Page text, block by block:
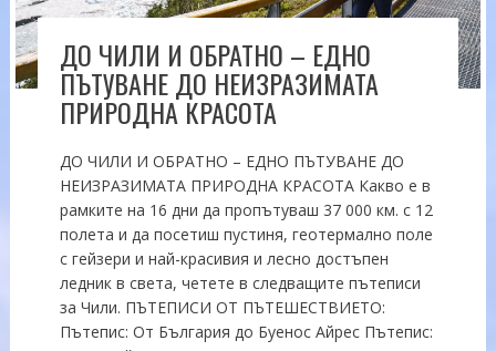
ДО ЧИЛИ И ОБРАТНО – ЕДНО
ПЪТУВАНЕ ДО НЕИЗРАЗИМАТА
ПРИРОДНА КРАСОТА
ДО ЧИЛИ И ОБРАТНО – ЕДНО ПЪТУВАНЕ ДО
НЕИЗРАЗИМАТА ПРИРОДНА КРАСОТА Какво е в
рамките на 16 дни да пропътуваш 37 000 км. с 12
полета и да посетиш пустиня, геотермално поле
с гейзери и най-красивия и лесно достъпен
ледник в света, четете в следващите пътеписи
за Чили. ПЪТЕПИСИ ОТ ПЪТЕШЕСТВИЕТО:
Пътепис: От България до Буенос Айрес Пътепис: